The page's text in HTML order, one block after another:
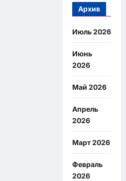
Архив
Июль 2026
Июнь
2026
Май 2026
Апрель
2026
Март 2026
Февраль
2026